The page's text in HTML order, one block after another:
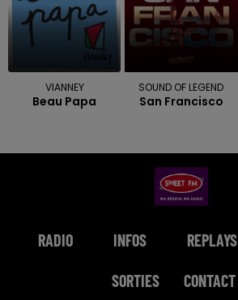
VIANNEY
Beau Papa
SOUND OF LEGEND
San Francisco
RADIO INFOS REPLAYS
SORTIES CONTACT